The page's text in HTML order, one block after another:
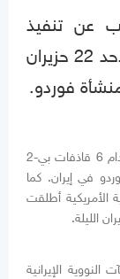
عن تنفيذ
الجيش الأمريكي هجوماً فجر اليوم الأحد 22 حزيران
ونقلت سي إن إن عن مسؤول أمريكي إنه تم استخدام 6 قاذفات بي-2
فوردو في إيران. كما
الأمريكية أطلقت
الإيرانية